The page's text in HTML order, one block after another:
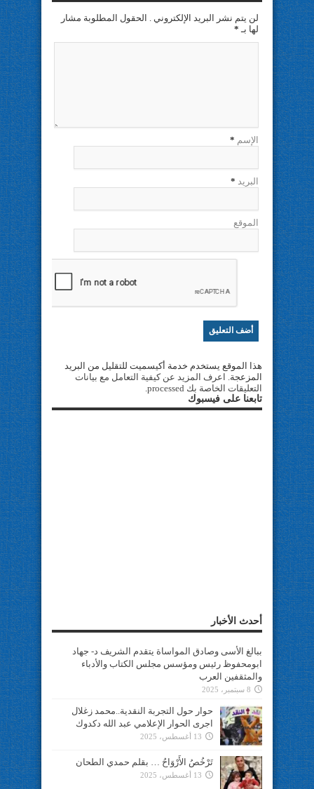
لن يتم نشر البريد الإلكتروني . الحقول المطلوبة مشار
لها بـ *
الإسم *
البريد *
الموقع
هذا الموقع يستخدم خدمة أكيسميت للتقليل من البريد
المزعجة. اعرف المزيد عن كيفية التعامل مع بيانات
التعليقات الخاصة بك processed
تابعنا على فيسبوك
أحدث الأخبار
ببالغ الأسى وصادق المواساة يتقدم الشريف د- جهاد
ابومحفوظ رئيس ومؤسس مجلس الكتاب والأدباء
والمثقفين العرب
8 سبتمبر، 2025
حوار حول التجربة النقدية..محمد زغلال
اجرى الحوار الإعلامي عبد الله دكدوك
13 أغسطس، 2025
تَرْخُصُ الأَرْوَاحُ … بقلم حمدي الطحان
13 أغسطس، 2025